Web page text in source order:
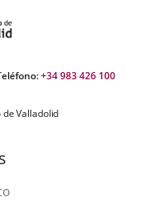
+34 983 426 100
Valladolid